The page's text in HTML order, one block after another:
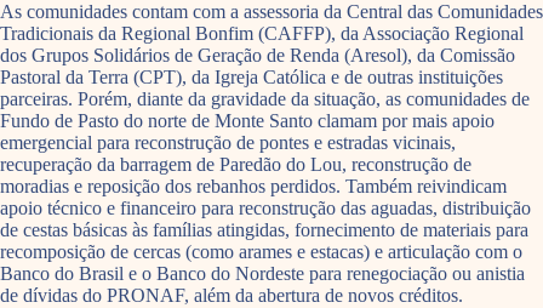
As comunidades contam com a assessoria da Central das Comunidades
Tradicionais da Regional Bonfim (CAFFP), da Associação Regional
dos Grupos Solidários de Geração de Renda (Aresol), da Comissão
Pastoral da Terra (CPT), da Igreja Católica e de outras instituições
parceiras. Porém, diante da gravidade da situação, as comunidades de
Fundo de Pasto do norte de Monte Santo clamam por mais apoio
emergencial para reconstrução de pontes e estradas vicinais,
recuperação da barragem de Paredão do Lou, reconstrução de
moradias e reposição dos rebanhos perdidos. Também reivindicam
apoio técnico e financeiro para reconstrução das aguadas, distribuição
de cestas básicas às famílias atingidas, fornecimento de materiais para
recomposição de cercas (como arames e estacas) e articulação com o
Banco do Brasil e o Banco do Nordeste para renegociação ou anistia
de dívidas do PRONAF, além da abertura de novos créditos.